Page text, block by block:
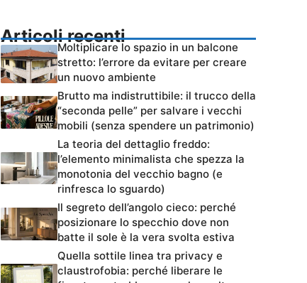
Articoli recenti
Moltiplicare lo spazio in un balcone
stretto: l’errore da evitare per creare
un nuovo ambiente
Brutto ma indistruttibile: il trucco della
“seconda pelle” per salvare i vecchi
mobili (senza spendere un patrimonio)
La teoria del dettaglio freddo:
l’elemento minimalista che spezza la
monotonia del vecchio bagno (e
rinfresca lo sguardo)
Il segreto dell’angolo cieco: perché
posizionare lo specchio dove non
batte il sole è la vera svolta estiva
Quella sottile linea tra privacy e
claustrofobia: perché liberare le